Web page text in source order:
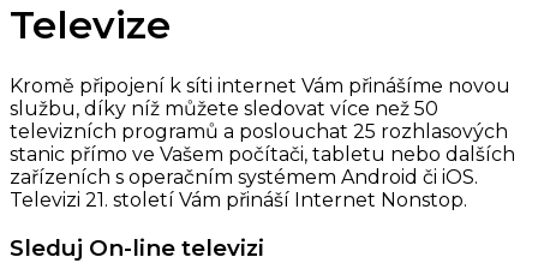
Televize
Kromě připojení k síti internet Vám přinášíme novou
službu, díky níž můžete sledovat více než 50
televizních programů a poslouchat 25 rozhlasových
stanic přímo ve Vašem počítači, tabletu nebo dalších
zařízeních s operačním systémem Android či iOS.
Televizi 21. století Vám přináší Internet Nonstop.
Sleduj On-line televizi